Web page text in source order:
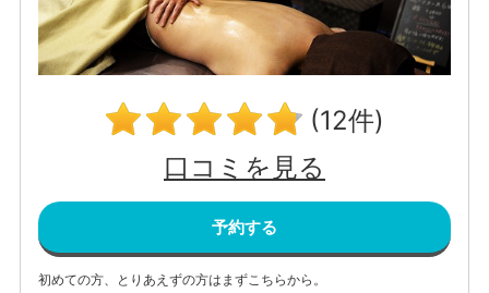
(12件)
口コミを見る
予約する
初めての方、とりあえずの方はまずこちらから。